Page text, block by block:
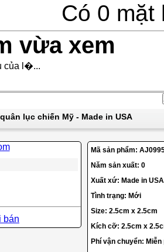
Có 0 mặt
vừa xem
của l�...
lục chiến Mỹ - Made in USA
bán
Mã sản phẩm:
Năm sản xuất: 0
Xuất xứ: Made in USA
Tình trạng: Mới
Size: 2.5cm x 2.5cm
Kích cỡ: 2.5cm x
Phí vận chuyển: